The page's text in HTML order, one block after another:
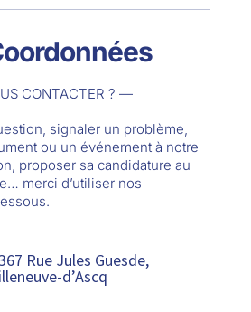
CONTACTER ? —
signaler un problème,
ou un événement à notre
proposer sa candidature au
merci d’utiliser nos
Rue Jules Guesde,
d’Ascq